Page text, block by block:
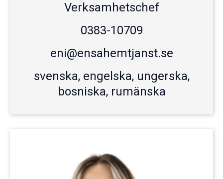
Verksamhetschef
0383-10709
eni@ensahemtjanst.se
svenska, engelska, ungerska,
bosniska, rumänska